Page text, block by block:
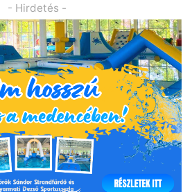
- Hirdetés -